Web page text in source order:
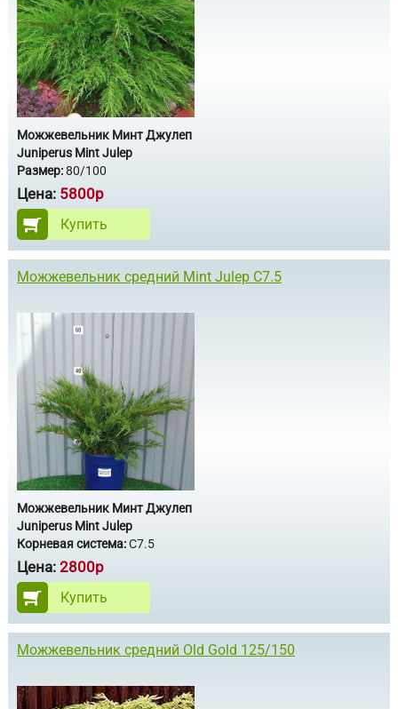
Можжевельник Минт Джулеп
Juniperus Mint Julep
Размер:80/100
Цена: 5800р
Купить
Можжевельник средний Mint Julep С7.5
Можжевельник Минт Джулеп
Juniperus Mint Julep
Корневая система:С7.5
Цена: 2800р
Купить
Можжевельник средний Old Gold 125/150